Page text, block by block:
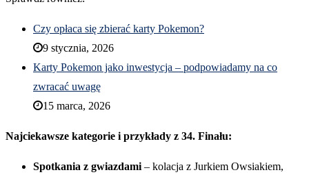
Czy opłaca się zbierać karty Pokemon?
9 stycznia, 2026
Karty Pokemon jako inwestycja – podpowiadamy na co
zwracać uwagę
15 marca, 2026
Najciekawsze kategorie i przykłady z 34. Finału:
Spotkania z gwiazdami – kolacja z Jurkiem Owsiakiem,